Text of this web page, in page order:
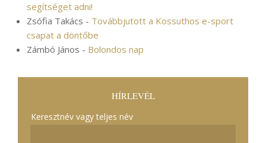
segítséget adni!
Zsófia Takács - Továbbjutott a Kossuthos e-sport
csapat a döntőbe
Zámbó János - Bolondos nap
HÍRLEVÉL
Keresztnév vagy teljes név